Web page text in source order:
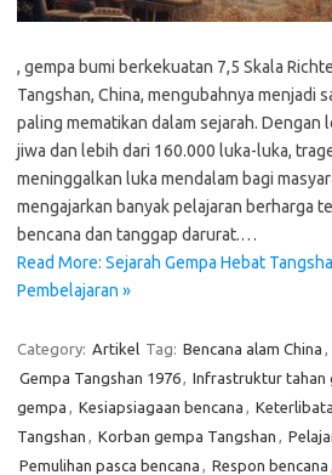
, gempa bumi berkekuatan 7,5 Skala
Tangshan, China, mengubahnya menjadi
paling mematikan dalam sejarah. Dengan
jiwa dan lebih dari 160.000 luka-luka,
meninggalkan luka mendalam bagi
mengajarkan banyak pelajaran berharga
bencana dan tanggap darurat.…
Read More: Sejarah Gempa Hebat
Pembelajaran »
Category: Artikel Tag: Bencana alam China ,
Gempa Tangshan 1976, Infrastruktur tahan
gempa , Kesiapsiagaan bencana ,
Tangshan , Korban gempa Tangshan ,
Pemulihan pasca bencana , Respon bencana ,